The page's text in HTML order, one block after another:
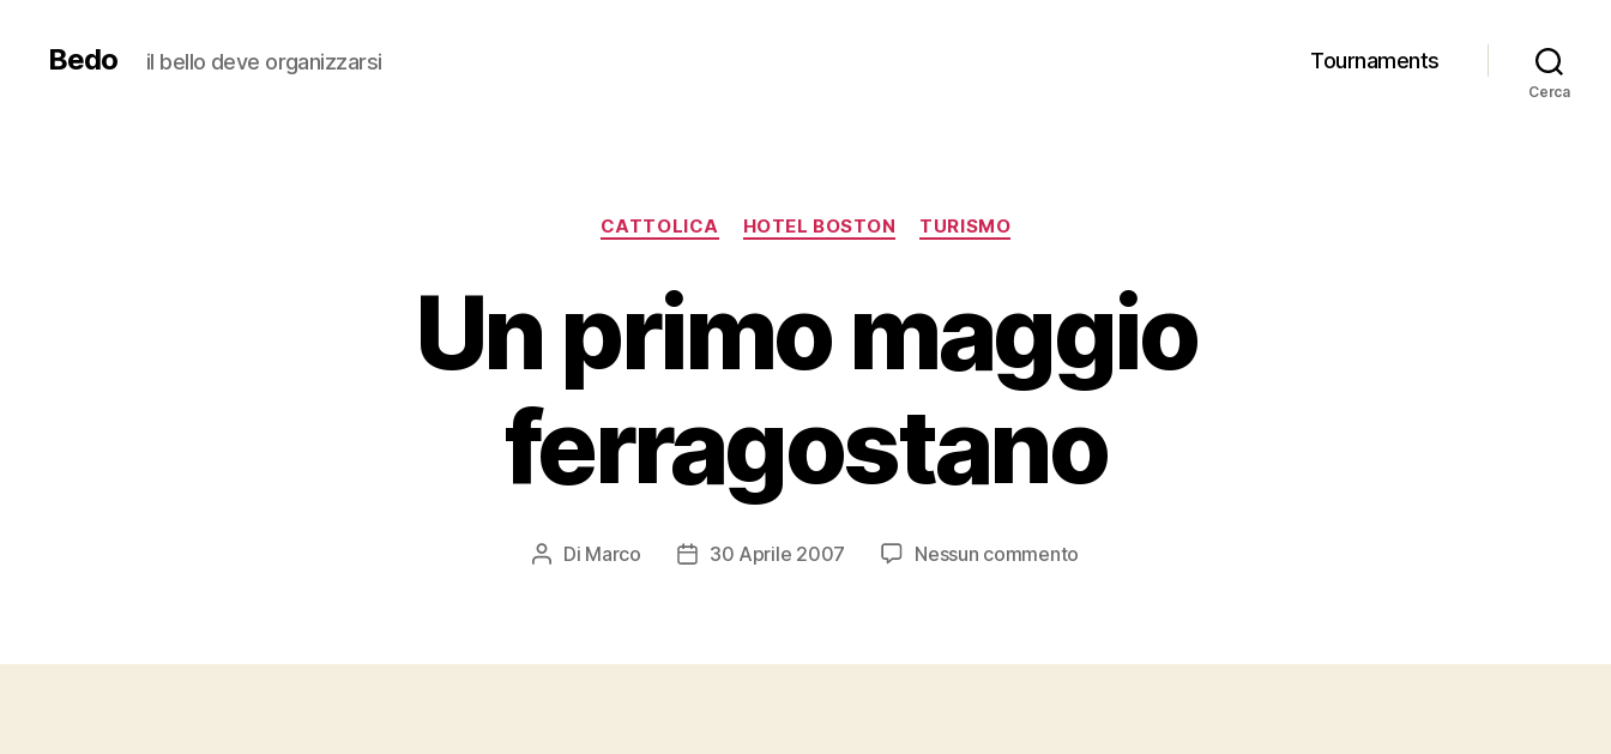
Bedo il bello deve organizzarsi Tournaments
Cerca
Categorie
CATTOLICA HOTEL BOSTON TURISMO
Un primo maggio
ferragostano
Autore
Di Marco
Data30 Aprile 2007 Nessun commento
ferragostano